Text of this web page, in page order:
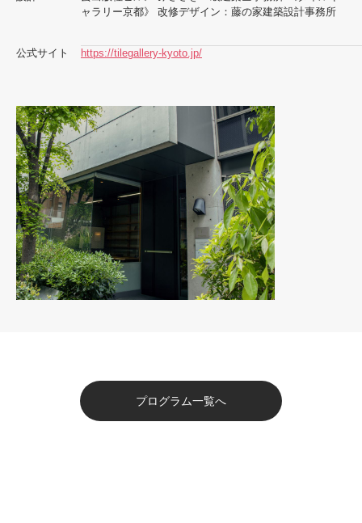
ャラリー京都》 改修デザイン：藤の家建築設計事務所
公式サイト https://tilegallery-kyoto.jp/
プログラム一覧へ